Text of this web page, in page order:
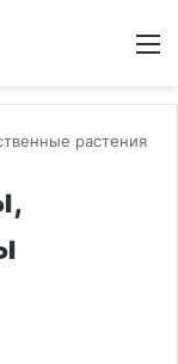
растения